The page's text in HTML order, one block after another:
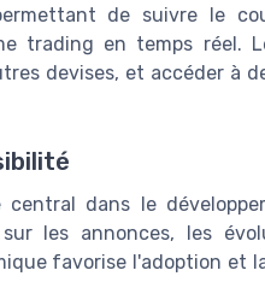
de suivre le
trading en temps réel.
devises, et accéder à
dans le
les annonces, les
favorise l'adoption et